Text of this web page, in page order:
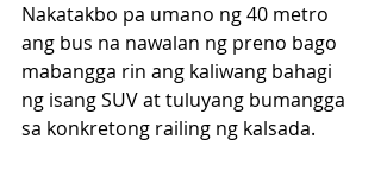
Nakatakbo pa umano ng 40 metro
ang bus na nawalan ng preno bago
mabangga rin ang kaliwang bahagi
ng isang SUV at tuluyang bumangga
sa konkretong railing ng kalsada.